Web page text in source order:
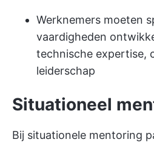
Werknemers moeten
vaardigheden
technische expertise,
leiderschap
Situationeel
Bij situationele mentoring